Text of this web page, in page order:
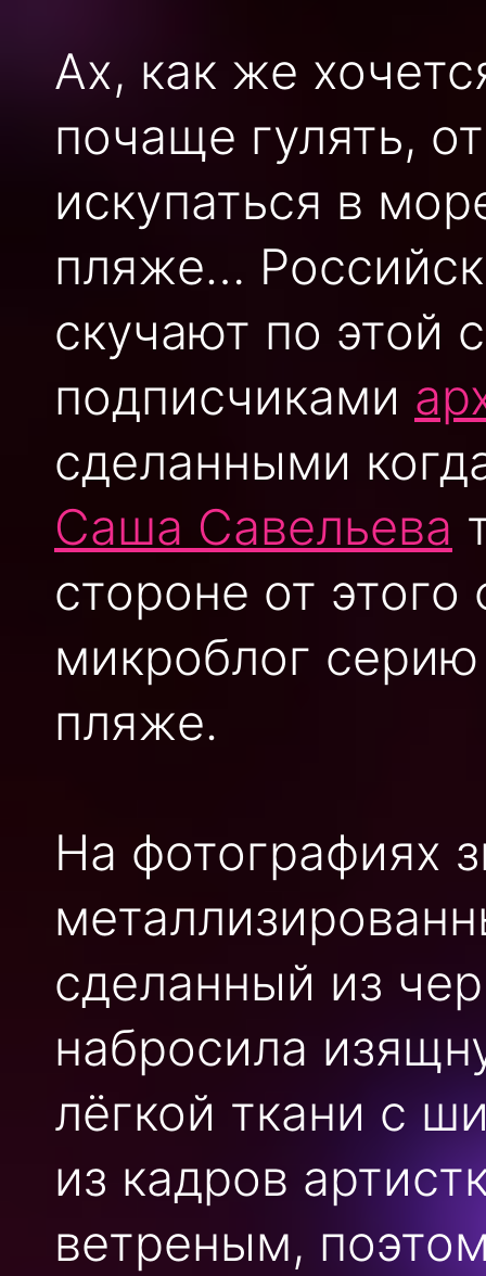
Ах, как же
почаще гулять,
искупаться в
пляже…
скучают по этой
подписчиками
сделанными
Саша Савельева
стороне от
микроблог
пляже.
На фотографиях
сделанный из
набросила
лёгкой ткани с
из кадров
ветреным,